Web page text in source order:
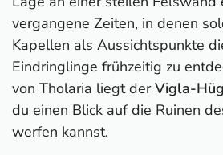
vergangene Zeiten, in denen
Kapellen als Aussichtspunkte
Eindringlinge frühzeitig zu
von Tholaria liegt derVigla-
du einen Blick auf die Ruinen
werfen kannst.